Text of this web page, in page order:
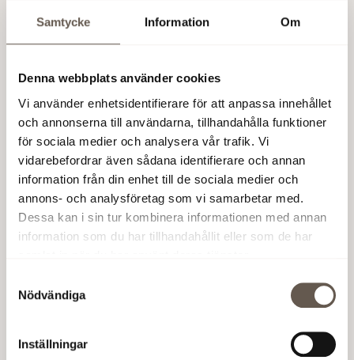
Samtycke Information Om
Denna webbplats använder cookies
Vi använder enhetsidentifierare för att anpassa innehållet
och annonserna till användarna, tillhandahålla funktioner
för sociala medier och analysera vår trafik. Vi
vidarebefordrar även sådana identifierare och annan
information från din enhet till de sociala medier och
annons- och analysföretag som vi samarbetar med.
Dessa kan i sin tur kombinera informationen med annan
information som du har tillhandahållit eller som de har
Nödvändiga
Inställningar
Gustaf Colliander (Cohen & Steers)
Valberedningen representerar tillsammans cirka 28
Årsstämman kommer att hållas i Stockholm den 21
Aktieägare som önskar lämna förslag till
valberedningen kan göra detta via e-post till
nominatingcommittee@fabege.seeller brev till Fabege
Fabege AB (publ)
Denna information är sådan som Fabege AB (publ) kan